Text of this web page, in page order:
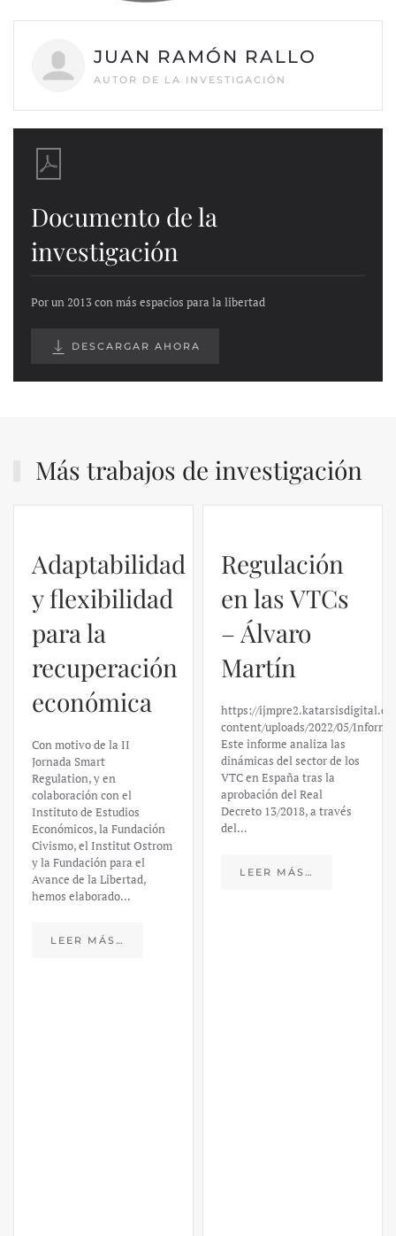
JUAN RAMÓN RALLO
AUTOR DE LA INVESTIGACIÓN
Documento de la
investigación
Por un 2013 con más espacios para la libertad
DESCARGAR AHORA
Más trabajos de investigación
Adaptabilidad
y flexibilidad
para la
recuperación
económica
Con motivo de la II
Jornada Smart
Regulation, y en
colaboración con el
Instituto de Estudios
Económicos, la Fundación
Civismo, el Institut Ostrom
y la Fundación para el
Avance de la Libertad,
hemos elaborado…
LEER MÁS…
Regulación
en las VTCs
– Álvaro
Martín
https://
content/uploads/2022/05/
Este informe analiza las
dinámicas del sector de los
VTC en España tras la
aprobación del Real
Decreto 13/2018, a través
del…
LEER MÁS…